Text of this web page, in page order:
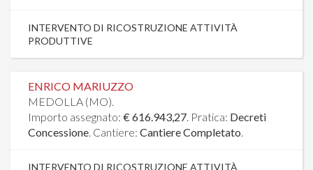
INTERVENTO DI RICOSTRUZIONE ATTIVITÀ
PRODUTTIVE
ENRICO MARIUZZO
MEDOLLA (MO).
Importo assegnato: € 616.943,27. Pratica: Decreti
Concessione. Cantiere: Cantiere Completato.
INTERVENTO DI RICOSTRUZIONE ATTIVITÀ